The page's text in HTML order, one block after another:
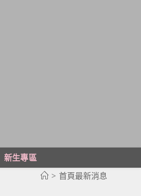
新生專區
> 首頁最新消息